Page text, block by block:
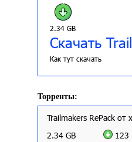
2.34 GB
Скачать
Как тут скачать
Торренты:
Trailmakers RePack от
2.34 GB
123